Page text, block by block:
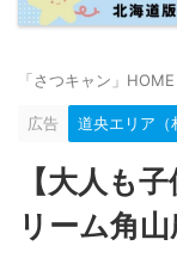
「さつキャン」HOME
広告 道央エリア（
【大人も
リーム角